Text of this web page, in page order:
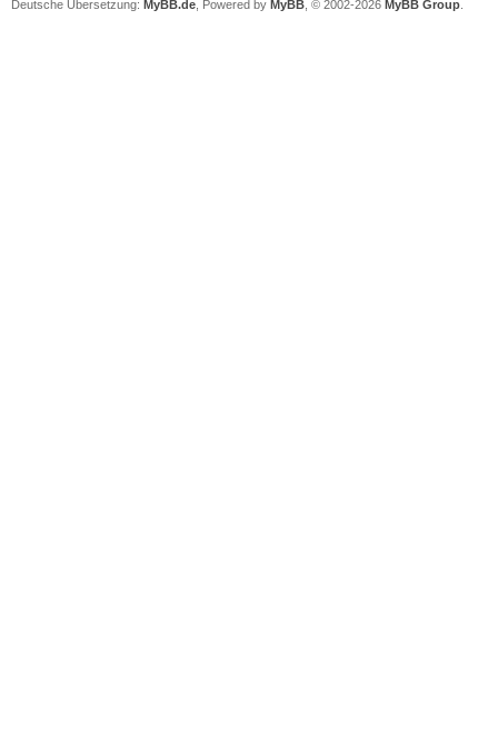
Deutsche Übersetzung: MyBB.de , Powered by MyBB , © 2002-2026 MyBB Group